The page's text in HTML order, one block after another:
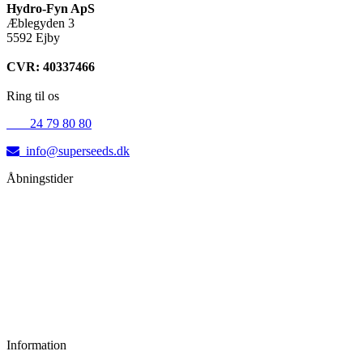
Hydro-Fyn ApS
Æblegyden 3
5592 Ejby
CVR: 40337466
Ring til os
24 79 80 80
info@superseeds.dk
Åbningstider
Information